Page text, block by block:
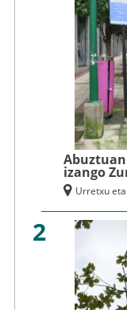
izango
Urretxu
2